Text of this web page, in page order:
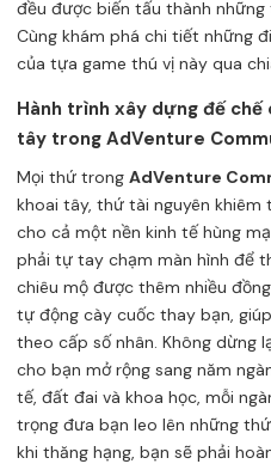
đều được biến tấu thành
Cùng khám phá chi tiết những
của tựa game thú vị này qua
Hành trình xây dựng đế
tây trong AdVenture
Mọi thứ trong AdVenture
khoai tây, thứ tài nguyên khiêm
cho cả một nền kinh tế hùng
phải tự tay chạm màn hình để
chiêu mộ được thêm nhiều
tự động cày cuốc thay bạn,
theo cấp số nhân. Không dừng
cho bạn mở rộng sang năm
tế, đất đai và khoa học, mỗi
trọng đưa bạn leo lên những
khi thăng hạng, bạn sẽ phải